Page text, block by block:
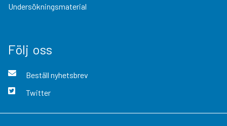
Undersökningsmaterial
Följ oss
Beställ nyhetsbrev
Twitter